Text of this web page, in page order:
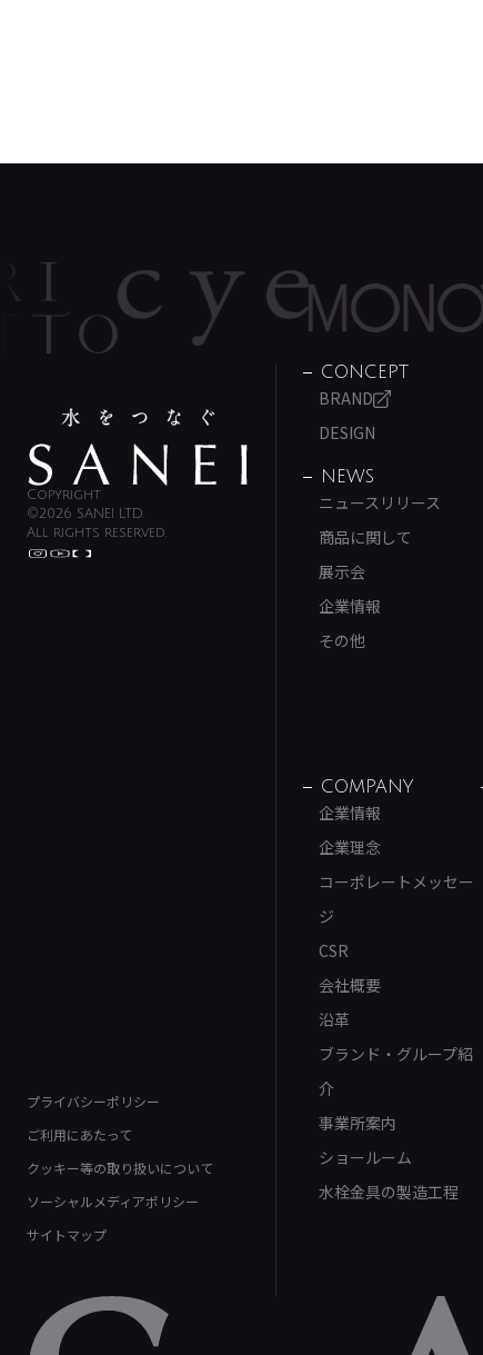
Copyright
©2026 SANEI LTD.
All rights reserved.
プライバシーポリシー
ご利用にあたって
クッキー等の取り扱いについて
ソーシャルメディアポリシー
サイトマップ
CONCEPT
BRAND
DESIGN
NEWS
ニュースリリース
商品に関して
展示会
企業情報
その他
COMPANY
企業情報
企業理念
コーポレートメッセー
ジ
CSR
会社概要
沿革
ブランド・グループ紹
介
事業所案内
ショールーム
水栓金具の製造工程